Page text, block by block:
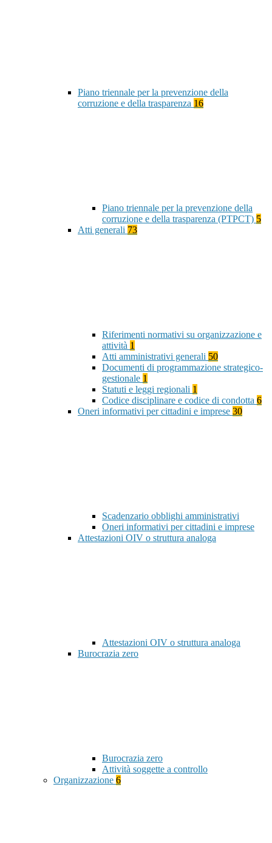
Piano triennale per la prevenzione della
corruzione e della trasparenza 16
Piano triennale per la prevenzione della
corruzione e della trasparenza (PTPCT) 5
Atti generali 73
Riferimenti normativi su organizzazione e
attività 1
Atti amministrativi generali 50
Documenti di programmazione strategico-
gestionale 1
Statuti e leggi regionali 1
Codice disciplinare e codice di condotta 6
Oneri informativi per cittadini e imprese 30
Scadenzario obblighi amministrativi
Oneri informativi per cittadini e imprese
Attestazioni OIV o struttura analoga
Attestazioni OIV o struttura analoga
Burocrazia zero
Burocrazia zero
Attività soggette a controllo
Organizzazione 6